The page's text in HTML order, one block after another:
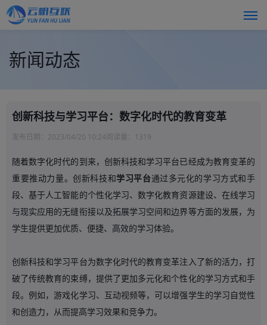
新闻动态
创新科技与学习平台：数字化时代的教育变革
发布日期： 2023/04/20 10:24阅读量： 1319
随着数字化时代的到来，创新科技和学习平台已经成为教育变革的
重要推动力量。创新科技和学习平台通过多元化的学习方式和手
段、基于人工智能的个性化学习、数字化教育资源建设、在线学习
与现实应用的无缝衔接以及拓展学习空间和边界等方面的发展，为
学生提供更加优质、便捷、高效的学习体验。
创新科技和学习平台为数字化时代的教育变革注入了新的活力，打
破了传统教育的束缚，提供了更加多元化和个性化的学习方式和手
段。例如，游戏化学习、互动视频等，可以增强学生的学习自觉性
和创造力，从而提高学习效果和竞争力。